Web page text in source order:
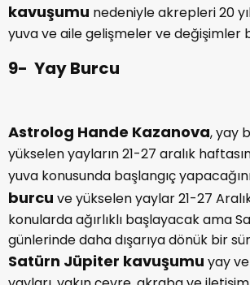
kavuşumu nedeniyle akrepleri 20
yuva ve aile gelişmeler ve değişimler
9- Yay Burcu
Astrolog Hande Kazanova, yay
yükselen yayların 21-27 aralık
yuva konusunda başlangıç
burcu ve yükselen yaylar 21-27
konularda ağırlıklı başlayacak ama
günlerinde daha dışarıya dönük bir
Satürn Jüpiter kavuşumu yay